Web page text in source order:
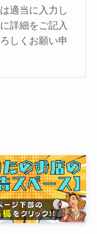
適当に入力し
詳細をご記入
しくお願い申